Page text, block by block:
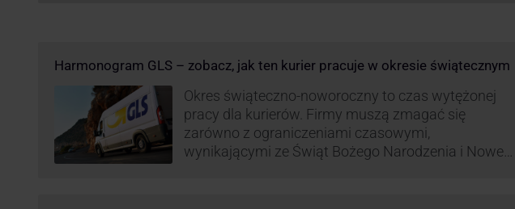
Harmonogram GLS – zobacz, jak ten kurier pracuje w okresie świątecznym
Okres świąteczno-noworoczny to czas wytężonej
pracy dla kurierów. Firmy muszą zmagać się
zarówno z ograniczeniami czasowymi,
wynikającymi ze Świąt Bożego Narodzenia i Nowego